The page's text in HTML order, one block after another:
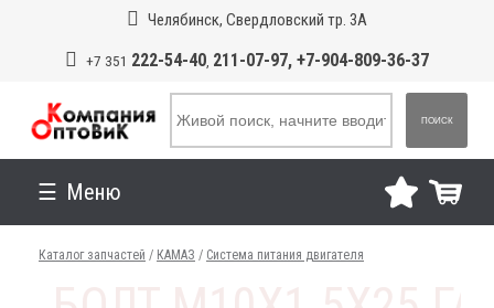
Челябинск, Свердловский тр. 3А
+7 351 222-54-40, 211-07-97, +7-904-809-36-37
ПОИСК
Меню
Каталог запчастей / КАМАЗ / Система питания двигателя